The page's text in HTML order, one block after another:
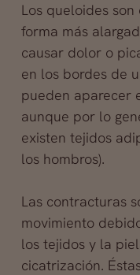
Los queloides
forma más
causar dolor o
en los bordes de
pueden aparecer
aunque por lo
existen tejidos
los hombros).
Las contracturas
movimiento
los tejidos y la
cicatrización.